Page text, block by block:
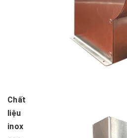
Chất
liệu
inox